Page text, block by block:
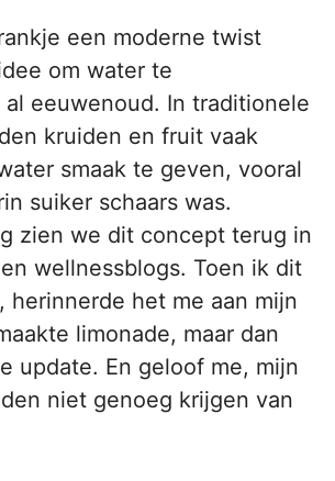
een moderne twist
om water te
al eeuwenoud. In traditionele
kruiden en fruit vaak
smaak te geven, vooral
suiker schaars was.
zien we dit concept terug in
wellnessblogs. Toen ik dit
herinnerde het me aan mijn
limonade, maar dan
update. En geloof me, mijn
niet genoeg krijgen van